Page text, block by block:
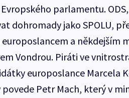
parlamentu.
dohromady jako SPOLU,
europoslancem a někdejším
Vondrou. Piráti ve
europoslance Marcela
Petr Mach, který v